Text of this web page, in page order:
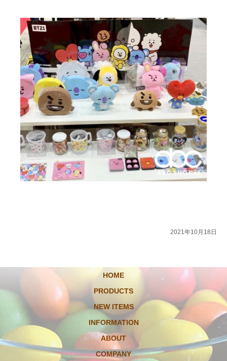
2021年10月18日
HOME
PRODUCTS
NEW ITEMS
INFORMATION
ABOUT
COMPANY